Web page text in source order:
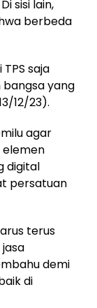
sisi lain,
berbeda
saja
yang
12/23).
agar
elemen
digital
persatuan
terus
demi
di